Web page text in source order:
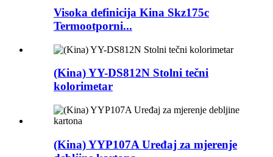
Visoka definicija Kina Skz175c
Termootporni...
(Kina) YY-DS812N Stolni tečni
kolorimetar
(Kina) YYP107A Uređaj za mjerenje